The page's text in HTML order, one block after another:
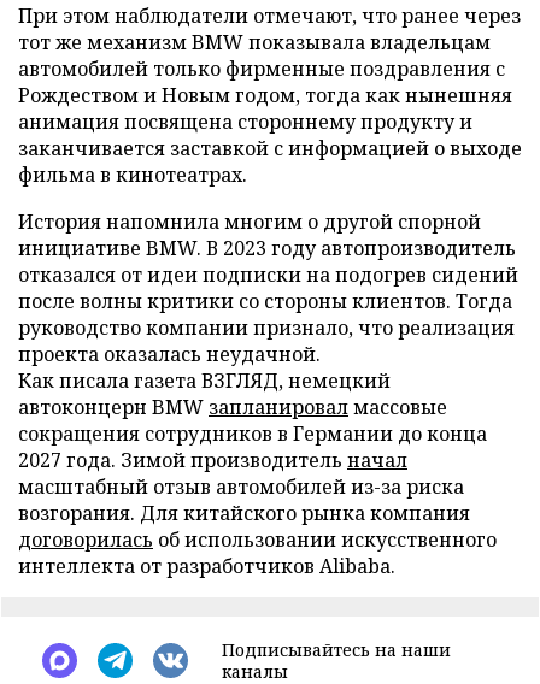
При этом наблюдатели отмечают, что ранее через
тот же механизм BMW показывала владельцам
автомобилей только фирменные поздравления с
Рождеством и Новым годом, тогда как нынешняя
анимация посвящена стороннему продукту и
заканчивается заставкой с информацией о выходе
фильма в кинотеатрах.
История напомнила многим о другой спорной
инициативе BMW. В 2023 году автопроизводитель
отказался от идеи подписки на подогрев сидений
после волны критики со стороны клиентов. Тогда
руководство компании признало, что реализация
проекта оказалась неудачной.
Как писала газета ВЗГЛЯД, немецкий
автоконцерн BMW запланировалмассовые
сокращения сотрудников в Германии до конца
2027 года. Зимой производитель начал
масштабный отзыв автомобилей из-за риска
возгорания. Для китайского рынка компания
договорилась об использовании искусственного
интеллекта от разработчиков Alibaba.
Подписывайтесь на наши
каналы